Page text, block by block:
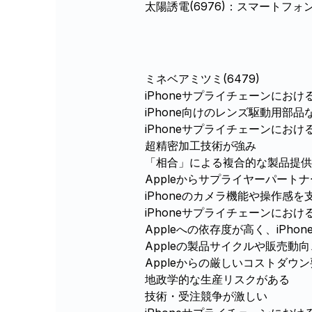
太陽誘電(6976)：スマートフォ
ミネベアミツミ(6479)
iPhoneサプライチェーンにおけ
iPhone向けのレンズ駆動用部品
iPhoneサプライチェーンにおけ
超精密加工技術が強み
「相合」による複合的な製品提
Appleからサプライヤーパート
iPhoneのカメラ機能や操作感を
iPhoneサプライチェーンにおけ
Appleへの依存度が高く、
Appleの製品サイクルや販売動
Appleからの厳しいコストダウ
地政学的な生産リスクがある
技術・受注競争が激しい